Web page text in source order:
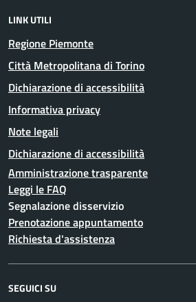
LINK UTILI
Regione Piemonte
Città Metropolitana di Torino
Dichiarazione di accessibilità
Informativa privacy
Note legali
Dichiarazione di accessibilità
Amministrazione trasparente
Leggi le FAQ
Segnalazione disservizio
Prenotazione appuntamento
Richiesta d'assistenza
SEGUICI SU